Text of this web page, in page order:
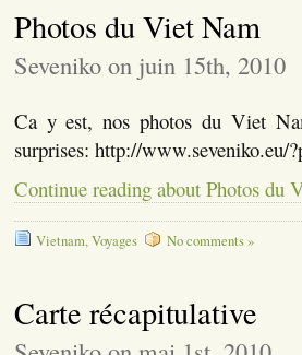
Photos du Viet Nam
Seveniko on juin 15th, 2010
Ca y est, nos photos du Viet
surprises: http://www.seveniko.eu/
Continue reading about Photos du
Vietnam,Voyages No comments »
Carte récapitulative